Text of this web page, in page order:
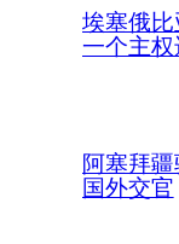
埃塞俄
一个主
阿塞拜
国外交官